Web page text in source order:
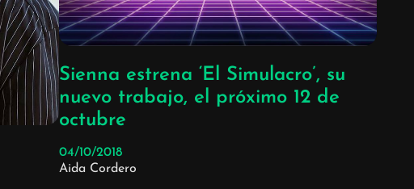
Sienna estrena ‘El Simulacro’, su
nuevo trabajo, el próximo 12 de
octubre
04/10/2018
Aida Cordero